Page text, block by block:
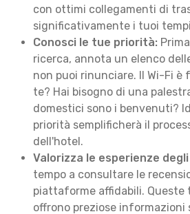
con ottimi collegamenti di
significativamente i tuoi
Conosci le tue priorità:
ricerca, annota un elenco
non puoi rinunciare. Il Wi-Fi è
te? Hai bisogno di una
domestici sono i benvenuti?
priorità semplificherà il
dell'hotel.
Valorizza le esperienze
tempo a consultare le
piattaforme affidabili. Queste
offrono preziose informazioni